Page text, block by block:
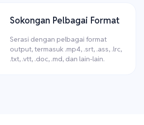
Sokongan Pelbagai Format
Serasi dengan pelbagai format
output, termasuk .mp4, .srt, .ass, .lrc,
.txt, .vtt, .doc, .md, dan lain-lain.